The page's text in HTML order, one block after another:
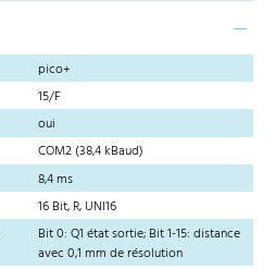
pico+
15/F
oui
COM2 (38,4 kBaud)
8,4 ms
16 Bit, R, UNI16
Bit 0: Q1 état sortie; Bit 1-15: distance
avec 0,1 mm de résolution